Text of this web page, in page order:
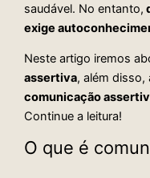
saudável. No entanto,
exige
Neste artigo iremos
assertiva, além
comunicação
Continue a leitura!
O que é